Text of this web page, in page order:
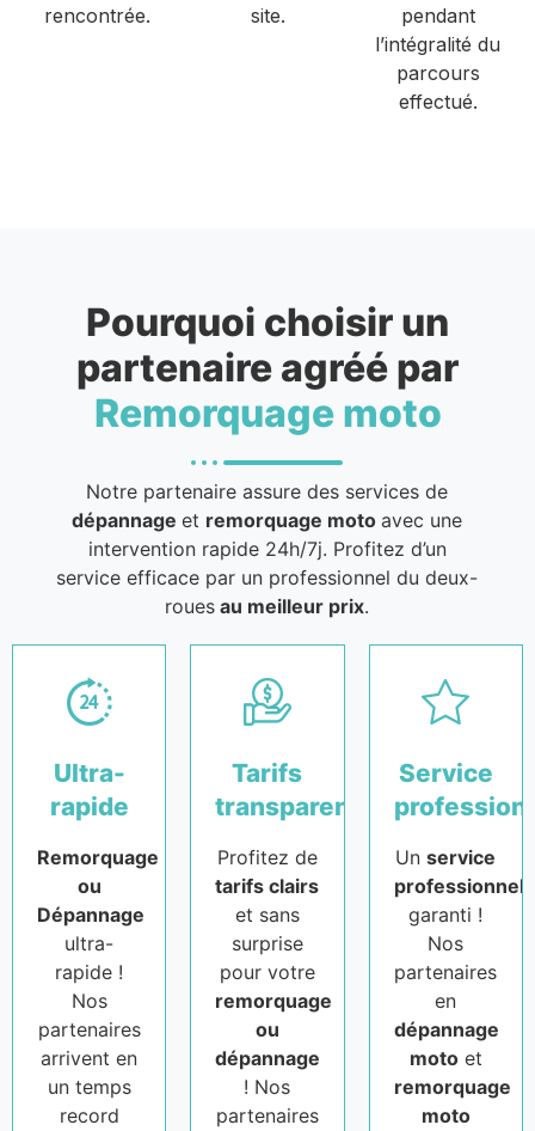
rencontrée.
site.
pendant
l’intégralité du
parcours
effectué.
Pourquoi choisir un
partenaire agréé par
Remorquage moto
Notre partenaire assure des services de
dépannageet remorquage motoavec une
intervention rapide 24h/7j. Profitez d’un
service efficace par un professionnel du deux-
roues au meilleur prix.
Ultra-
rapide
Remorquage
ou
Dépannage
ultra-
rapide !
Nos
partenaires
arrivent en
un temps
record
Tarifs
transparents
Profitez de
tarifs clairs
et sans
surprise
pour votre
remorquage
ou
dépannage
! Nos
partenaires
Service
Unservice
professionnel
garanti !
Nos
partenaires
en
dépannage
motoet
remorquage
moto